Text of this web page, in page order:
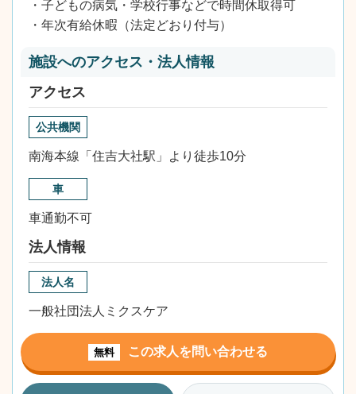
・子どもの病気・学校行事などで時間休取得可
・年次有給休暇（法定どおり付与）
施設へのアクセス・法人情報
アクセス
公共機関
南海本線「住吉大社駅」より徒歩10分
車
車通勤不可
法人情報
法人名
一般社団法人ミクスケア
無料 この求人を問い合わせる